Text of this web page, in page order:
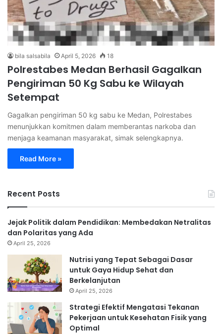
bila salsabila April 5, 2026 18
Polrestabes Medan Berhasil Gagalkan
Pengiriman 50 Kg Sabu ke Wilayah
Setempat
Gagalkan pengiriman 50 kg sabu ke Medan, Polrestabes
menunjukkan komitmen dalam memberantas narkoba dan
menjaga keamanan masyarakat, simak selengkapnya.
Read More »
Recent Posts
Jejak Politik dalam Pendidikan: Membedakan Netralitas
dan Polaritas yang Ada
April 25, 2026
Nutrisi yang Tepat Sebagai Dasar
untuk Gaya Hidup Sehat dan
Berkelanjutan
April 25, 2026
Strategi Efektif Mengatasi Tekanan
Pekerjaan untuk Kesehatan Fisik yang
Optimal